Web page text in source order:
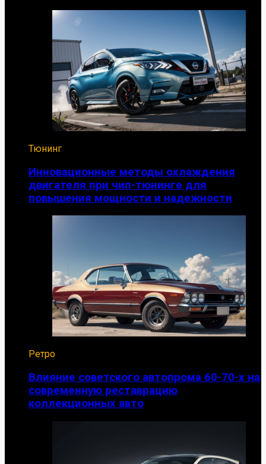
Тюнинг
Инновационные методы охлаждения
двигателя при чип-тюнинге для
повышения мощности и надежности
Ретро
Влияние советского автопрома 60-70-х на
современную реставрацию
коллекционных авто